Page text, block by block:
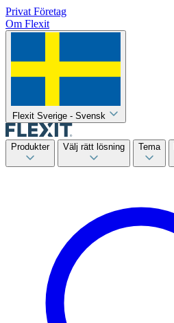
Privat Företag
Om Flexit
Flexit Sverige - Svensk
Produkter Välj rätt lösning Tema